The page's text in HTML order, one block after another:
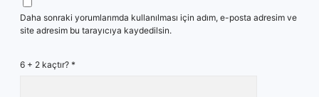
Daha sonraki yorumlarımda kullanılması için adım, e-posta adresim ve
site adresim bu tarayıcıya kaydedilsin.
6 + 2 kaçtır? *